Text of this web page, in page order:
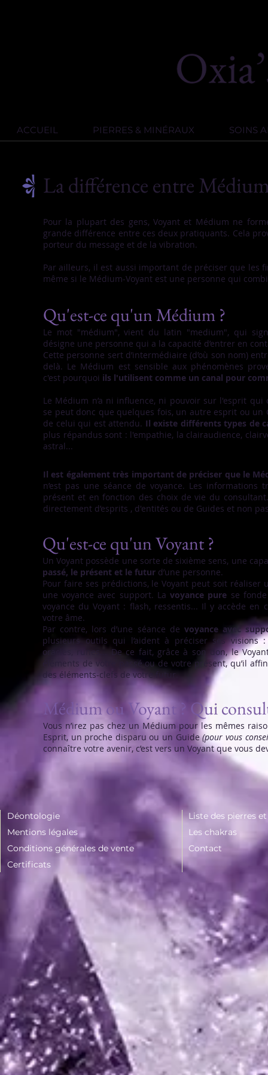
ACCUEIL PIERRES & MINÉRAUX SOINS
La différence entre
Pour la plupart des gens, Voyant et Médium ne
grande différence entre ces deux pratiquants. Cela
porteur du message et de la vibration.
Par ailleurs, il est aussi important de préciser que les
même si le Médium-Voyant est une personne qui
Qu'est-ce qu'un Médium ?
Le mot "médium", vient du latin "medium", qui
désigne une personne qui a la capacité d’entrer en
Cette personne sert d’intermédiaire (d’où son nom)
delà. Le Médium est sensible aux phénomènes
c'est pourquoi ils l'utilisent comme un canal pour
Le Médium n’a ni influence, ni pouvoir sur l'esprit
se peut donc que quelques fois, un autre esprit ou un
de celui qui est attendu. Il existe différents types de
plus répandus sont : l'empathie, la clairaudience,
astral...
Il est également très important de préciser que le
n’est pas une séance de voyance. Les
présent et en fonction des choix de vie du
directement d’esprits , d'entités ou de Guides et non
Qu'est-ce qu'un Voyant ?
Un Voyant possède une sorte de sixième sens, une
passé, le présent et le futur d’une personne.
Pour faire ses prédictions, le Voyant peut soit réaliser
une voyance avec support. Lavoyance pure se
voyance du Voyant : flash, ressentis... Il y accède en
votre âme.
Par contre, lors d’une séance de voyance avec
plusieurs outils qui l’aident à préciser ses visions
oracles, runes... De ce fait, grâce à son don, le
éléments de votre passé ou de votre présent, qu’il
des éléments-clefs de votre futur.
Médium ou Voyant ? Qui
Vous n’irez pas chez un Médium pour les mêmes
Esprit, un proche disparu ou un Guide(pour vous
connaître votre avenir, c’est vers un Voyant que vous
Déontologie
Mentions légales
Conditions générales de vente
Certificats
Liste des pierres
Les chakras
Contact